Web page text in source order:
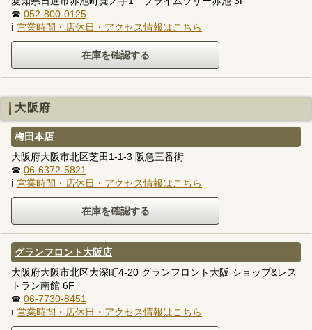
☎ 052-800-0125
ℹ 営業時間・店休日・アクセス情報はこちら
大阪府
梅田本店
大阪府大阪市北区芝田1-1-3 阪急三番街
☎ 06-6372-5821
ℹ 営業時間・店休日・アクセス情報はこちら
グランフロント大阪店
大阪府大阪市北区大深町4-20 グランフロント大阪 ショップ&レス
トラン南館 6F
☎ 06-7730-8451
ℹ 営業時間・店休日・アクセス情報はこちら